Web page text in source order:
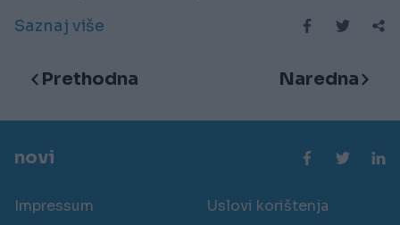
Saznaj više
Prethodna Naredna
novi
Impressum Uslovi korištenja